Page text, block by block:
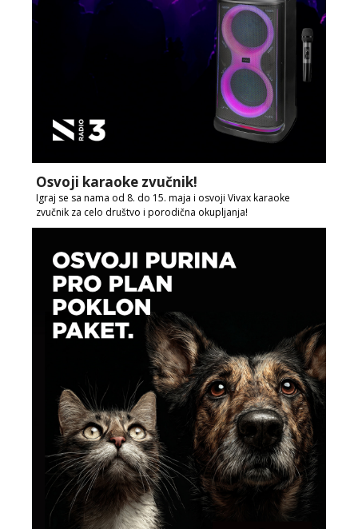
Osvoji karaoke zvučnik!
Igraj se sa nama od 8. do 15. maja i osvoji Vivax karaoke
zvučnik za celo društvo i porodična okupljanja!